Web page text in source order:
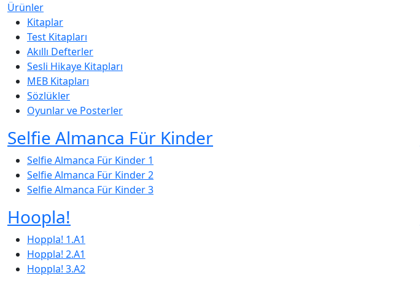
Ürünler
Kitaplar
Test Kitapları
Akıllı Defterler
Sesli Hikaye Kitapları
MEB Kitapları
Sözlükler
Oyunlar ve Posterler
Selfie Almanca Für Kinder
Selfie Almanca Für Kinder 1
Selfie Almanca Für Kinder 2
Selfie Almanca Für Kinder 3
Hoopla!
Hoppla! 1.A1
Hoppla! 2.A1
Hoppla! 3.A2